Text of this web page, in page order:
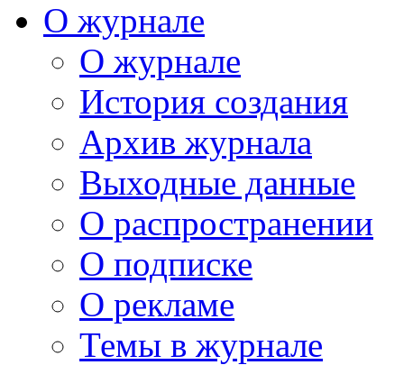
О журнале
О журнале
История создания
Архив журнала
Выходные данные
О распространении
О подписке
О рекламе
Темы в журнале